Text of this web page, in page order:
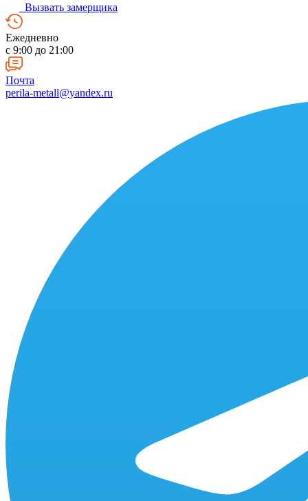
Вызвать замерщика
Ежедневно
c 9:00 до 21:00
Почта
perila-metall@yandex.ru